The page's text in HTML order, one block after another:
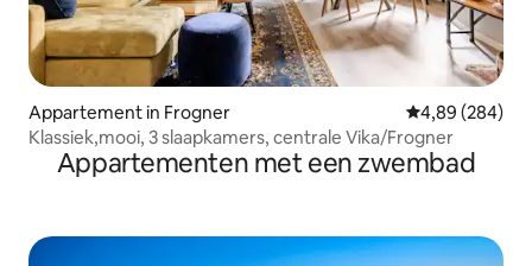
Appartement in Frogner Gemiddelde
4,89 (284)
Klassiek,mooi, 3 slaapkamers, centrale Vika/Frogner
Appartementen met een zwembad